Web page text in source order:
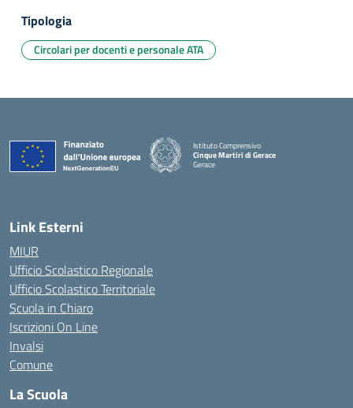
Tipologia
Circolari per docenti e personale ATA
Istituto Comprensivo
Cinque Martiri di Gerace
Gerace
Link Esterni
MIUR
Ufficio Scolastico Regionale
Ufficio Scolastico Territoriale
Scuola in Chiaro
Iscrizioni On Line
Invalsi
Comune
La Scuola